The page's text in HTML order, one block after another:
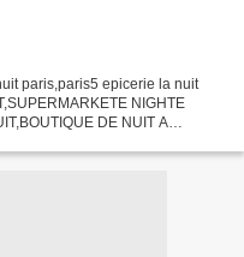
paris,paris5 epicerie la nuit
NIGHTE
DE NUIT A